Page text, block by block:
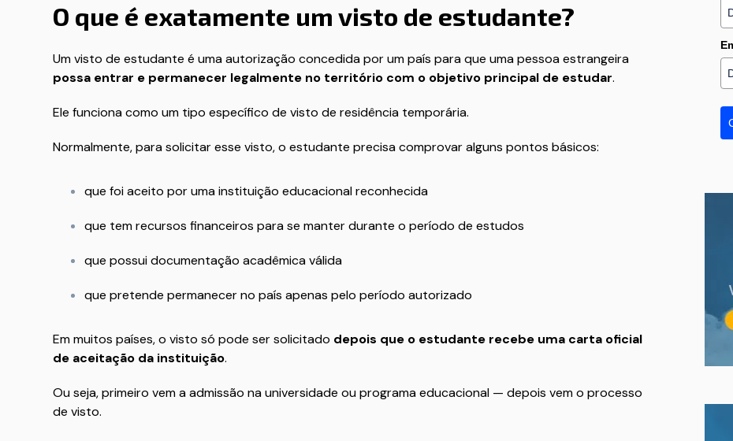
O que é exatamente um visto de estudante?
Um visto de estudante é uma autorização concedida por um país para que uma pessoa estrangeira
possa entrar e permanecer legalmente no território com o objetivo principal de estudar.
Ele funciona como um tipo específico de visto de residência temporária.
Normalmente, para solicitar esse visto, o estudante precisa comprovar alguns pontos básicos:
que foi aceito por uma instituição educacional reconhecida
que tem recursos financeiros para se manter durante o período de estudos
que possui documentação acadêmica válida
que pretende permanecer no país apenas pelo período autorizado
Em muitos países, o visto só pode ser solicitado depois que o estudante recebe uma carta oficial
de aceitação da instituição.
Ou seja, primeiro vem a admissão na universidade ou programa educacional — depois vem o processo
de visto.